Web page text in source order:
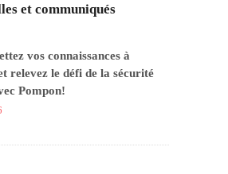
et communiqués
vos connaissances à
relevez le défi de la sécurité
Pompon!